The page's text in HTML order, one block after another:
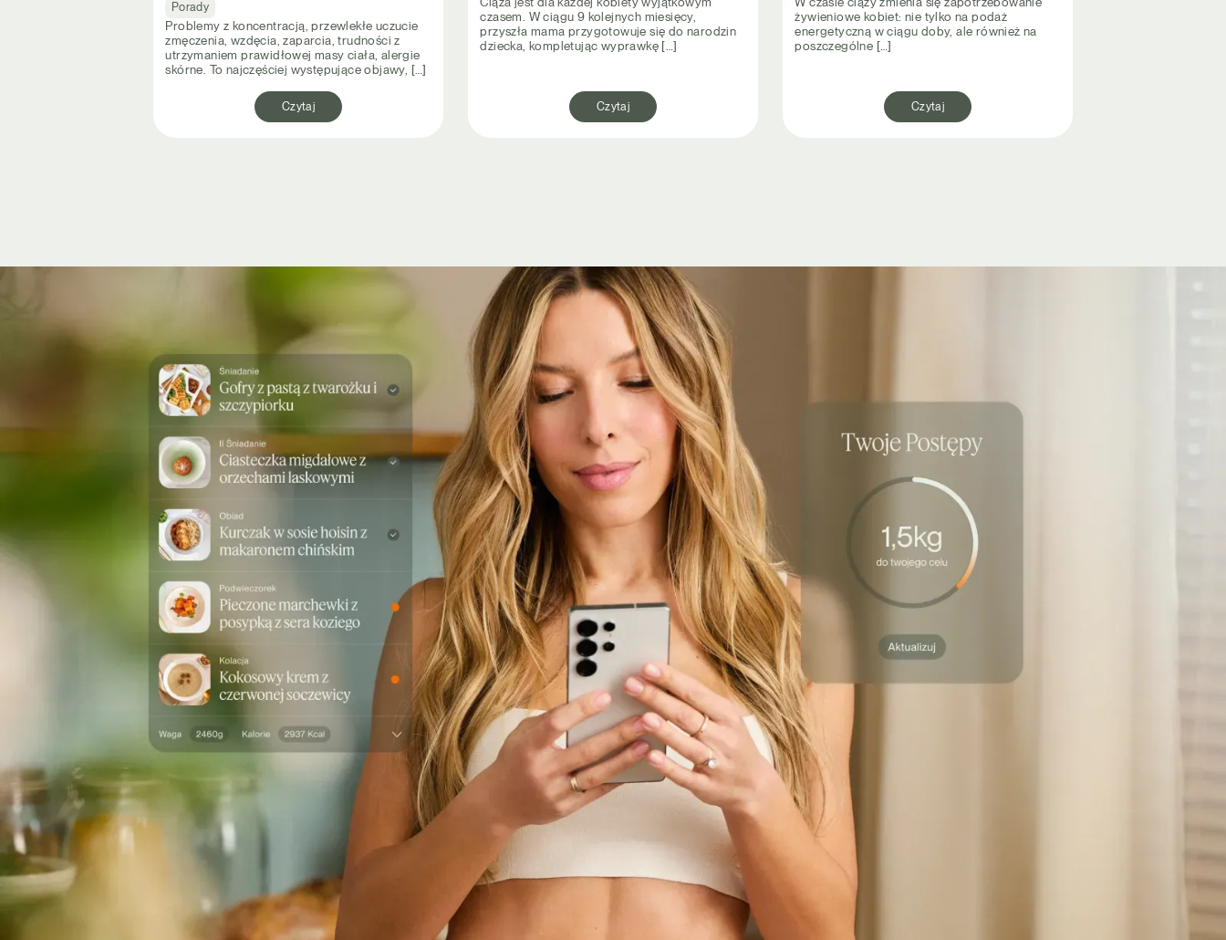
Porady
Problemy z koncentracją, przewlekłe uczucie
zmęczenia, wzdęcia, zaparcia, trudności z
utrzymaniem prawidłowej masy ciała, alergie
skórne. To najczęściej występujące objawy, […]
Czytaj
czasem. W ciągu 9 kolejnych miesięcy,
przyszła mama przygotowuje się do narodzin
dziecka, kompletując wyprawkę […]
Czytaj
żywieniowe kobiet: nie tylko na podaż
energetyczną w ciągu doby, ale również na
poszczególne […]
Czytaj